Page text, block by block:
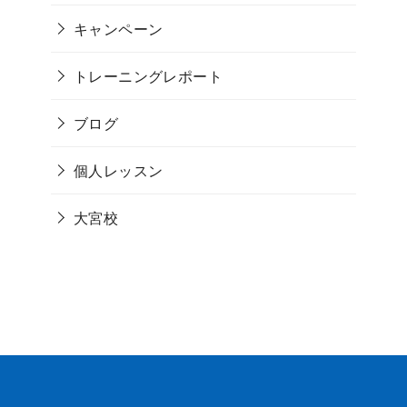
キャンペーン
トレーニングレポート
ブログ
個人レッスン
大宮校